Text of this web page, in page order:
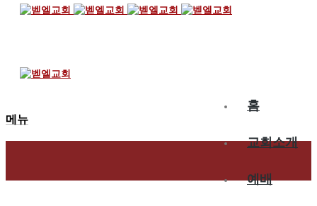
홈
교회소개
예배
메뉴